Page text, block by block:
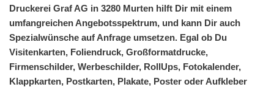
Druckerei Graf AG in 3280 Murten hilft Dir mit einem
umfangreichen Angebotsspektrum, und kann Dir auch
Spezialwünsche auf Anfrage umsetzen. Egal ob Du
Visitenkarten, Foliendruck, Großformatdrucke,
Firmenschilder, Werbeschilder, RollUps, Fotokalender,
Klappkarten, Postkarten, Plakate, Poster oder Aufkleber